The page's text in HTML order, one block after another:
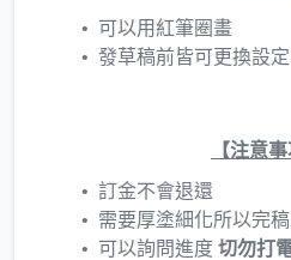
可以用紅筆圈畫
發草稿前皆可更換設定
【注意事
訂金不會退還
需要厚塗細化所以完
可以詢問進度 切勿打